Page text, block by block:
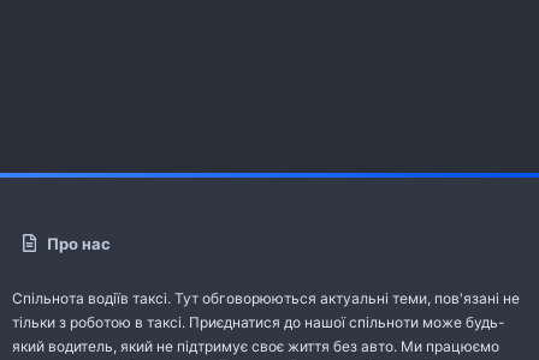
Про нас
Спільнота водіїв таксі. Тут обговорюються актуальні теми, пов'язані не
тільки з роботою в таксі. Приєднатися до нашої спільноти може будь-
який водитель, який не підтримує своє життя без авто. Ми працюємо